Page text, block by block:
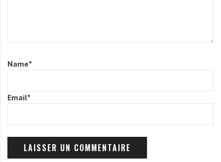
Name*
Email*